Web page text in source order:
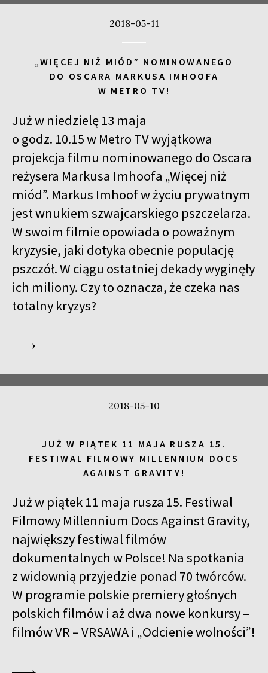
2018-05-11
„WIĘCEJ NIŻ MIÓD” NOMINOWANEGO
DO OSCARA MARKUSA IMHOOFA
W METRO TV!
Już w niedzielę 13 maja
o godz. 10.15 w Metro TV wyjątkowa
projekcja filmu nominowanego do Oscara
reżysera Markusa Imhoofa „Więcej niż
miód”. Markus Imhoof w życiu prywatnym
jest wnukiem szwajcarskiego pszczelarza.
W swoim filmie opowiada o poważnym
kryzysie, jaki dotyka obecnie populację
pszczół. W ciągu ostatniej dekady wyginęły
ich miliony. Czy to oznacza, że czeka nas
totalny kryzys?
2018-05-10
JUŻ W PIĄTEK 11 MAJA RUSZA 15.
FESTIWAL FILMOWY MILLENNIUM DOCS
AGAINST GRAVITY!
Już w piątek 11 maja rusza 15. Festiwal
Filmowy Millennium Docs Against Gravity,
największy festiwal filmów
dokumentalnych w Polsce! Na spotkania
z widownią przyjedzie ponad 70 twórców.
W programie polskie premiery głośnych
polskich filmów i aż dwa nowe konkursy –
filmów VR – VRSAWA i „Odcienie wolności”!